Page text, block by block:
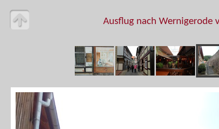
Ausflug nach Wernigerode